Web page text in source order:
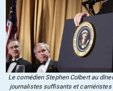
Le comédien Stephen Colbert au
journalistes suffisants et carriéristes